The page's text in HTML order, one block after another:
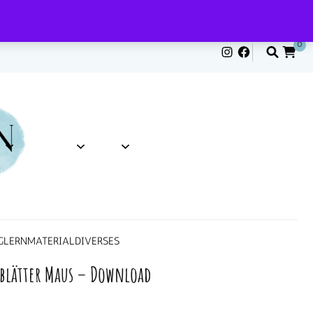
0
LERNMATERIALDIVERSES
Maus – Download